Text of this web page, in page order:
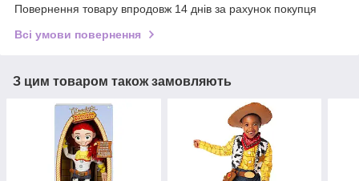
Повернення товару впродовж 14 днів за рахунок покупця
Всі умови повернення
З цим товаром також замовляють